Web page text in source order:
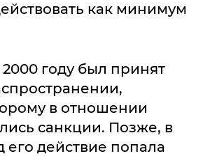
как минимум
году был принят
в отношении
санкции. Позже, в
его действие попала